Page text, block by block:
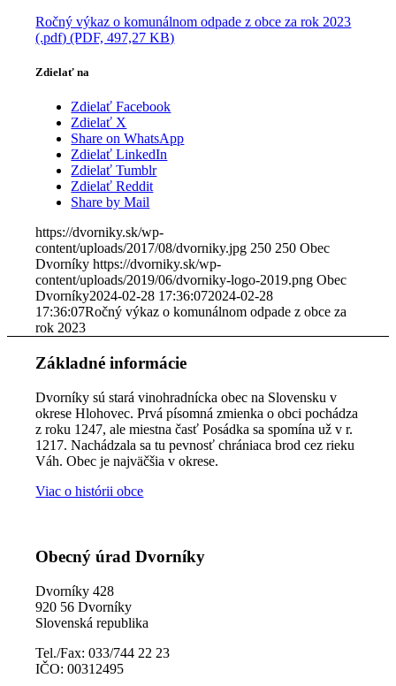
Ročný výkaz o komunálnom odpade z obce za rok 2023
(.pdf) (PDF, 497,27 KB)
Zdielať na
Zdielať Facebook
Zdielať X
Share on WhatsApp
Zdielať LinkedIn
Zdielať Tumblr
Zdielať Reddit
Share by Mail
https://dvorniky.sk/wp-
content/uploads/2017/08/dvorniky.jpg 250 250 Obec
Dvorníky https://dvorniky.sk/wp-
content/uploads/2019/06/dvorniky-logo-2019.png Obec
Dvorníky2024-02-28 17:36:072024-02-28
17:36:07Ročný výkaz o komunálnom odpade z obce za
rok 2023
Základné informácie
Dvorníky sú stará vinohradnícka obec na Slovensku v
okrese Hlohovec. Prvá písomná zmienka o obci pochádza
z roku 1247, ale miestna časť Posádka sa spomína už v r.
1217. Nachádzala sa tu pevnosť chrániaca brod cez rieku
Váh. Obec je najväčšia v okrese.
Viac o histórii obce
Obecný úrad Dvorníky
Dvorníky 428
920 56 Dvorníky
Slovenská republika
Tel./Fax: 033/744 22 23
IČO: 00312495